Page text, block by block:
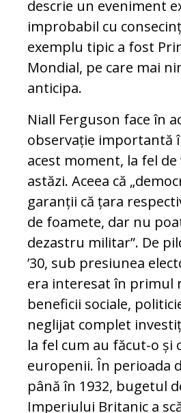
descrie un eveniment
improbabil cu
exemplu tipic a fost
Mondial, pe care mai
anticipa.
Niall Ferguson face în
observație importantă
acest moment, la fel de
astăzi. Aceea că
garanții că țara
de foamete, dar nu
dezastru militar”. De
’30, sub presiunea
era interesat în primul
beneficii sociale,
neglijat complet
la fel cum au făcut-o și
europenii. În perioada
până în 1932, bugetul
Imperiului Britanic a